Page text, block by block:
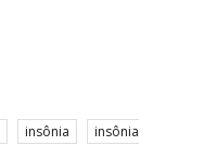
insônia
insônia